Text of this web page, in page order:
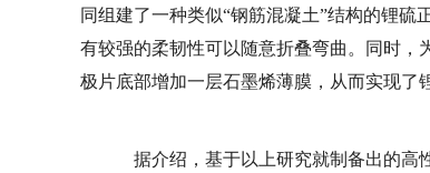
同组建了一种类似“钢筋混凝土”结构的锂硫
有较强的柔韧性可以随意折叠弯曲。同时，
极片底部增加一层石墨烯薄膜，从而实现了
据介绍，基于以上研究就制备出的高